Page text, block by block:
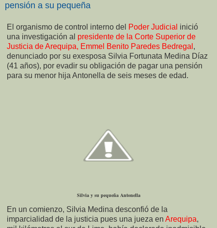
pensión a su pequeña
El organismo de control interno del Poder Judicial inició
una investigación al presidente de la Corte Superior de
Justicia de Arequipa, Emmel Benito Paredes Bedregal ,
denunciado por su exesposa Silvia Fortunata Medina Díaz
(41 años), por evadir su obligación de pagar una pensión
para su menor hija Antonella de seis meses de edad.
Silvia y su pequeña Antonella
En un comienzo, Silvia Medina desconfió de la
imparcialidad de la justicia pues una jueza en Arequipa,